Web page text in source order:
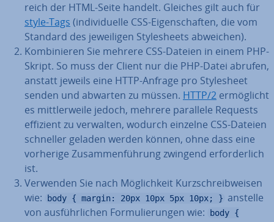
reich der HTML-Seite handelt. Gleiches gilt auch für
style-Tags (in­di­vi­du­el­le CSS-Ei­gen­schaf­ten, die vom
Standard des je­wei­li­gen Style­sheets abweichen).
Kom­bi­nie­ren Sie mehrere CSS-Dateien in einem PHP-
Skript. So muss der Client nur die PHP-Datei abrufen,
anstatt jeweils eine HTTP-Anfrage pro Style­sheet
senden und abwarten zu müssen. HTTP/2 er­mög­licht
es mitt­ler­wei­le jedoch, mehrere parallele Requests
effizient zu verwalten, wodurch einzelne CSS-Dateien
schneller geladen werden können, ohne dass eine
vorherige Zu­sam­men­füh­rung zwingend er­for­der­lich
ist.
Verwenden Sie nach Mög­lich­keit Kurz­schreib­wei­sen
wie:
body { margin: 20px 10px 5px 10px; } anstelle
von aus­führ­li­chen For­mu­lie­run­gen wie:
body {